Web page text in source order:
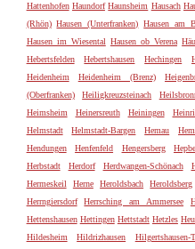
Hattenhofen Haundorf Haunsheim Hausach
(Rhön) Hausen (Unterfranken) Hausen am
Hausen im Wiesental Hausen ob Verena
Hebertsfelden
Hebertshausen Hechingen
Heidenheim
Heidenheim (Brenz)
(Oberfranken)
Heiligkreuzsteinach
Heimsheim
Heinersreuth Heiningen
Helmstadt
Helmstadt-Bargen Hemau
Hendungen
Henfenfeld Hengersberg
Herbstadt
Herdorf Herdwangen-Schönach
Hermeskeil
Herne Heroldsbach Heroldsberg
Herrngiersdorf
Herrsching am Ammersee
Hettenshausen Hettingen Hettstadt Hetzles
Hildesheim
Hildrizhausen Hilgertshausen-